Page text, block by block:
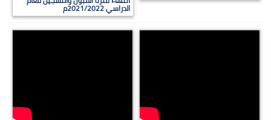
الدراسي 2021/2022م